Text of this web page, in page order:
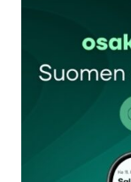
kentät on
Kommentti*